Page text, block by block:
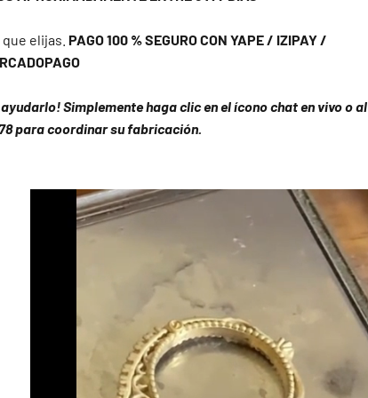
elijas. PAGO 100 % SEGURO CON YAPE / IZIPAY /
Simplemente haga clic en el ícono chat en vivo o al
para coordinar su fabricación.